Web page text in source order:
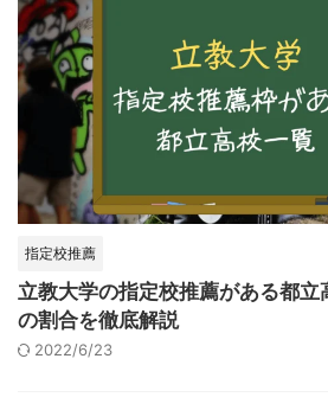
指定校推薦
立教大学の指定校推薦がある都立
の割合を徹底解説
2022/6/23